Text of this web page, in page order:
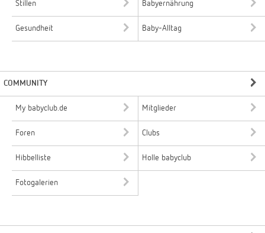
Stillen Babyernährung
Gesundheit Baby-Alltag
COMMUNITY
My babyclub.de Mitglieder
Foren Clubs
Hibbelliste Holle babyclub
Fotogalerien